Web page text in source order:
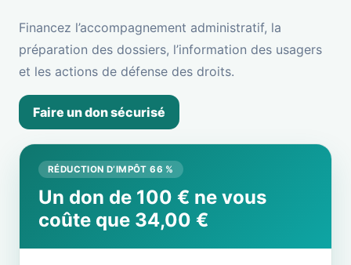
Financez l’accompagnement administratif, la
préparation des dossiers, l’information des usagers
et les actions de défense des droits.
Faire un don sécurisé
RÉDUCTION D’IMPÔT 66 %
Un don de 100 € ne vous
coûte que 34,00 €